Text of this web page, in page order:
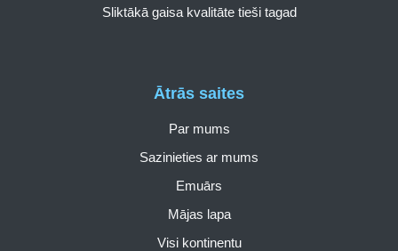
Ātrās saites
Par mums
Sazinieties ar mums
Emuārs
Mājas lapa
Visi kontinentu
Sliktākā gaisa kvalitāte tieši tagad